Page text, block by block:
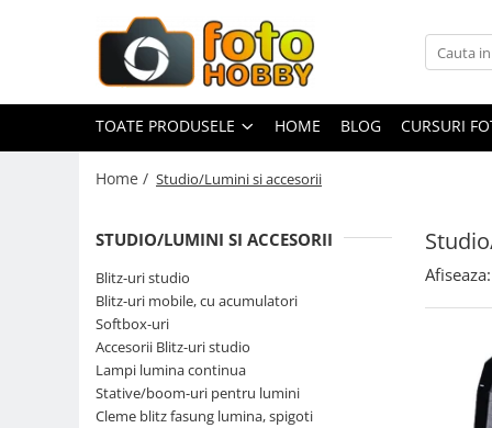
Toate Produsele
Aparate Foto
Aparate Foto Mirrorless
Aparate Foto DSLR
Aparate foto instant
Aparate foto pe film
Cursuri foto
Obiective foto si accesorii
Obiective Mirorless
Obiective DSLR
TOATE PRODUSELE HOME BLOG CURSURI
Home / Studio/Lumini si accesorii
STUDIO/LUMINI SI ACCESORII
Blitz-uri studio
Blitz-uri mobile, cu acumulatori
Softbox-uri
Accesorii Blitz-uri studio
Lampi lumina continua
Stative/boom-uri pentru lumini
Cleme blitz fasung lumina, spigoti
Afiseaza: